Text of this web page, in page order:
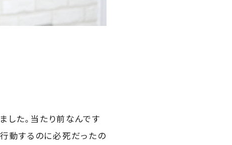
た。当たり前なんです
動するのに必死だったの